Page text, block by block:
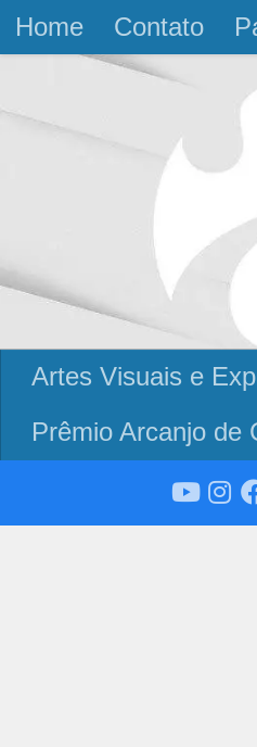
Skip to content
Home Contato
Artes Visuais e
Prêmio Arcanjo de